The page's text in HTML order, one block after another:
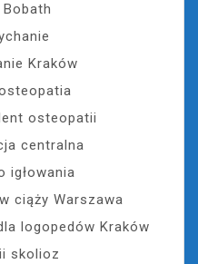
Bobath
Kraków
osteopatii
centralna
igłowania
ciąży Warszawa
logopedów Kraków
skolioz